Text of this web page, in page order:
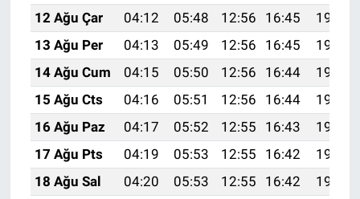
12 Ağu Çar
04:12 05:48 12:56 16:45
19:55
13 Ağu Per
04:13 05:49 12:56 16:45
19:53
14 Ağu Cum
04:15 05:50 12:56 16:44
19:52
15 Ağu Cts
04:16 05:51 12:56 16:44
19:51
16 Ağu Paz
04:17 05:52 12:55 16:43
19:49
17 Ağu Pts
04:19 05:53 12:55 16:42
19:48
18 Ağu Sal
04:20 05:53 12:55 16:42
19:47